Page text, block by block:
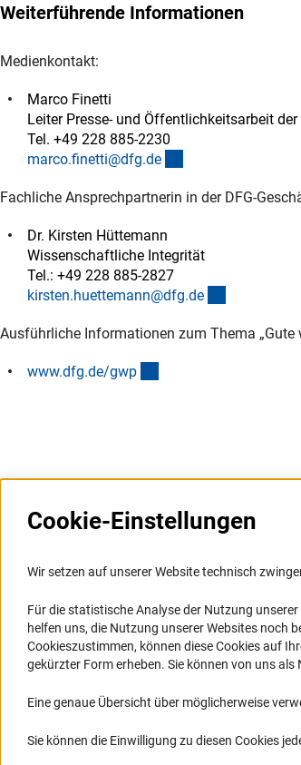
Weiterführende Informationen
Medienkontakt:
Marco Finetti
Leiter Presse- und Öffentlichkeitsarbeit der
Tel. +49 228 885-2230
marco.finetti@dfg.de
Fachliche Ansprechpartnerin in der DFG-
Dr. Kirsten Hüttemann
Wissenschaftliche Integrität
Tel.: +49 228 885-2827
kirsten.huettemann@dfg.de
Ausführliche Informationen zum Thema
www.dfg.de/gwp
Informationssysteme
Portal Wissenschaftliche Integrität
GEPRIS
GEPRIS historisch
RIsources
FAQ
Karriere
Logo und
Vergabeverfahren
Cookie-Einstellungen
Wir setzen auf unserer Website technisch
Für die statistische Analyse der Nutzung
helfen uns, die Nutzung unserer Websites noch
Cookieszustimmen, können diese Cookies auf
gekürzter Form erheben. Sie können von uns
Eine genaue Übersicht über möglicherweise
Sie können die Einwilligung zu diesen Cookies